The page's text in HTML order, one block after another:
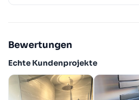
Bewertungen
Echte Kundenprojekte